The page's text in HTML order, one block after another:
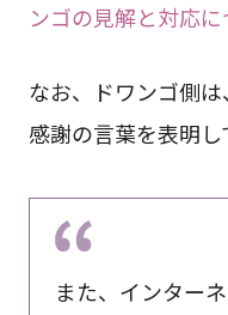
ンゴの見解と対応に
なお、ドワンゴ側
感謝の言葉を表明し
また、インター